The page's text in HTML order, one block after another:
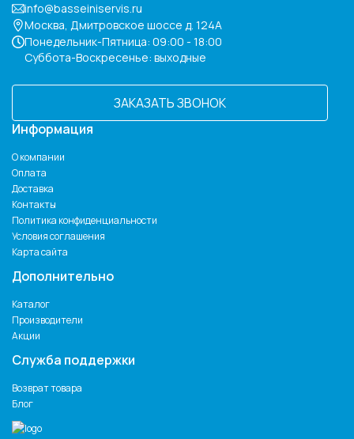
info@basseiniservis.ru
Москва, Дмитровское шоссе д. 124А
Понедельник-Пятница: 09:00 - 18:00
Суббота-Воскресенье: выходные
ЗАКАЗАТЬ ЗВОНОК
Информация
О компании
Оплата
Доставка
Контакты
Политика конфиденциальности
Условия соглашения
Карта сайта
Дополнительно
Каталог
Производители
Акции
Служба поддержки
Возврат товара
Блог